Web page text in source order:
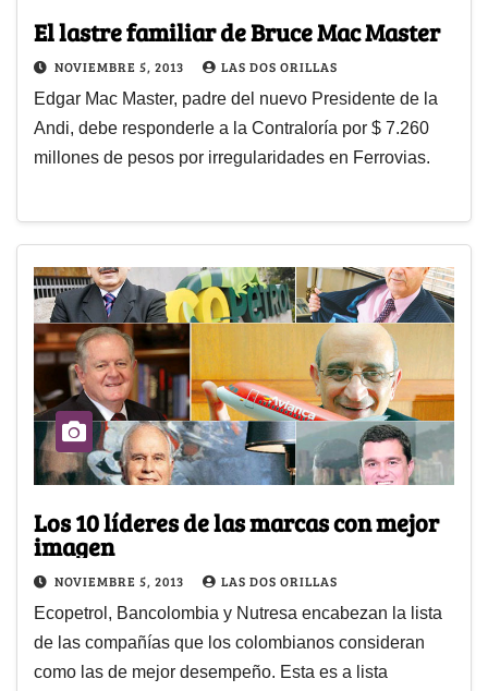
El lastre familiar de Bruce Mac Master
NOVIEMBRE 5, 2013 LAS DOS ORILLAS
Edgar Mac Master, padre del nuevo Presidente de la
Andi, debe responderle a la Contraloría por $ 7.260
millones de pesos por irregularidades en Ferrovias.
Los 10 líderes de las marcas con mejor
imagen
NOVIEMBRE 5, 2013 LAS DOS ORILLAS
Ecopetrol, Bancolombia y Nutresa encabezan la lista
de las compañías que los colombianos consideran
como las de mejor desempeño. Esta es a lista